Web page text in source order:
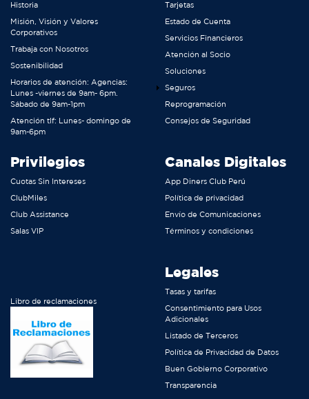
Historia
Misión, Visión y Valores
Corporativos
Trabaja con Nosotros
Sostenibilidad
Horarios de atención: Agencias:
Lunes -viernes de 9am- 6pm.
Sábado de 9am-1pm
Atención tlf: Lunes- domingo de
9am-6pm
Tarjetas
Estado de Cuenta
Servicios Financieros
Atención al Socio
Soluciones
Seguros
Reprogramación
Consejos de Seguridad
Privilegios
Cuotas Sin Intereses
ClubMiles
Club Assistance
Salas VIP
Canales Digitales
App Diners Club Perú
Política de privacidad
Envío de Comunicaciones
Términos y condiciones
Legales
Tasas y tarifas
Consentimiento para Usos
Adicionales
Listado de Terceros
Política de Privacidad de Datos
Buen Gobierno Corporativo
Transparencia
Libro de reclamaciones